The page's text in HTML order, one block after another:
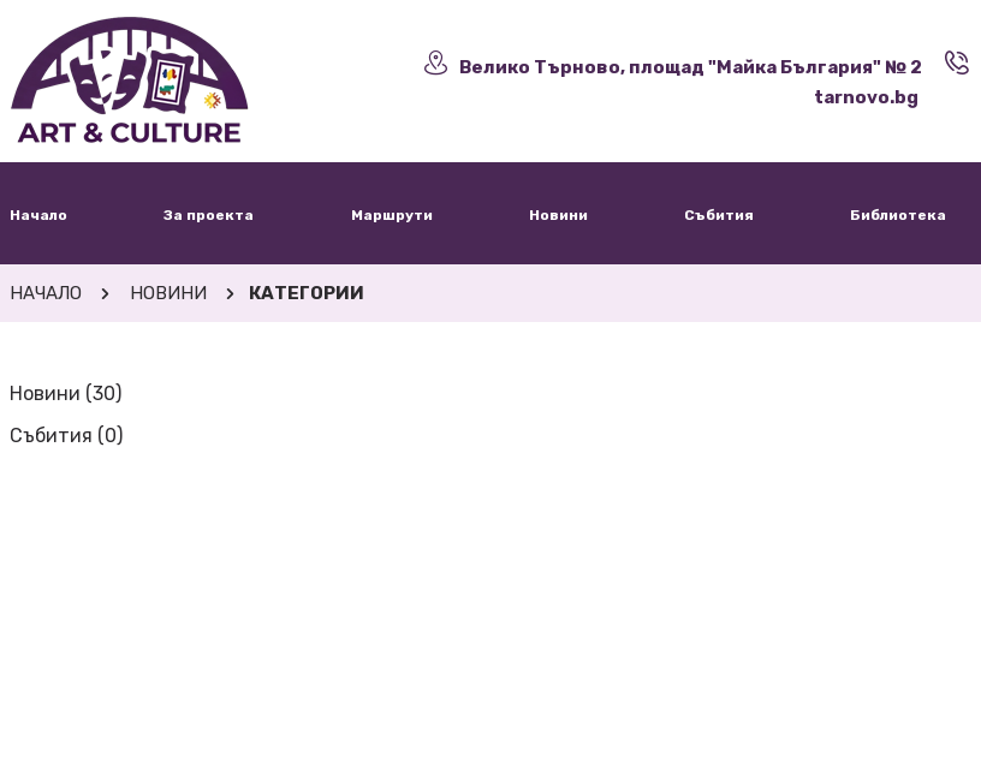
Велико Търново, площад "Майка България" № 2
tarnovo.bg
Начало За проекта Маршрути Новини Събития Библиотека
НАЧАЛО НОВИНИ КАТЕГОРИИ
Новини (30)
Събития (0)